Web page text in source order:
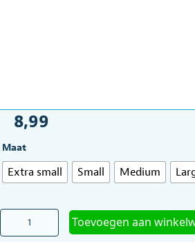
8,99
Maat
Extra small Small Medium
Onderzoekshandschoen
Klinion
Toevoegen aan